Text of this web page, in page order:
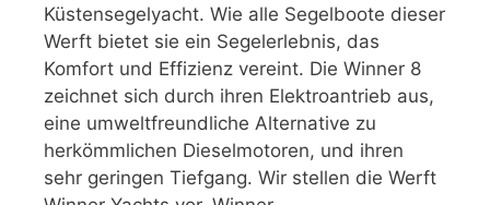
Küstensegelyacht. Wie alle Segelboote dieser
Werft bietet sie ein Segelerlebnis, das
Komfort und Effizienz vereint. Die Winner 8
zeichnet sich durch ihren Elektroantrieb aus,
eine umweltfreundliche Alternative zu
herkömmlichen Dieselmotoren, und ihren
sehr geringen Tiefgang. Wir stellen die Werft